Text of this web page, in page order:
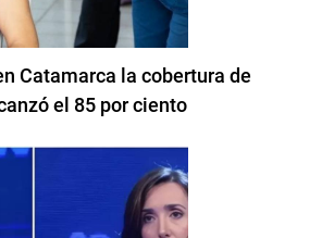
Catamarca la cobertura de
el 85 por ciento